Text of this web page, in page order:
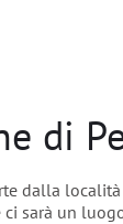
di
dalla località
sarà un